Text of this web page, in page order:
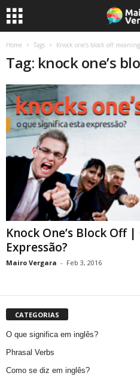
Home Tags Knock one’s block off meaning
Tag: knock one’s
Knock One’s Block Off
Expressão?
Mairo Vergara - Feb 3, 2016
CATEGORIAS
O que significa em inglês?
Phrasal Verbs
Como se diz em inglês?